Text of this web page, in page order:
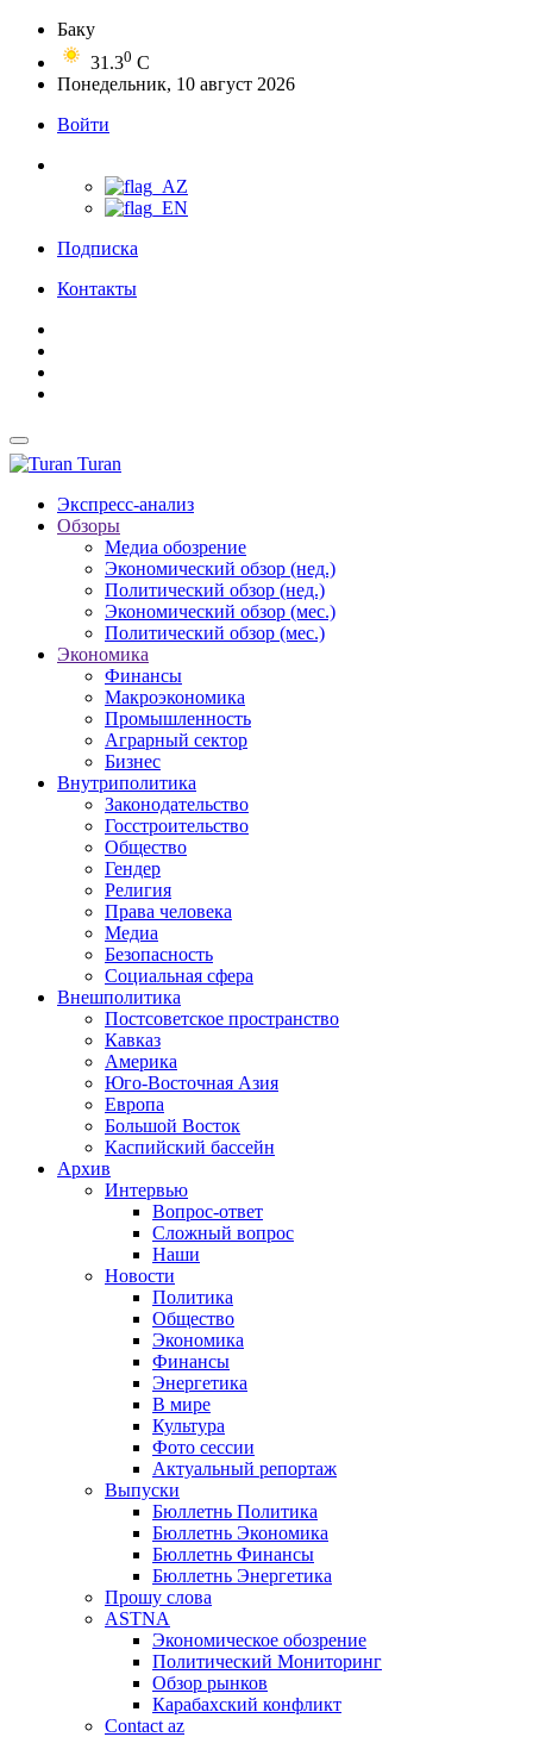
Баку
31.30 C
Понедельник, 10 август 2026
Войти
Подписка
Контакты
Turan
Экспресс-анализ
Обзоры
Медиа обозрение
Экономический обзор (нед.)
Политический обзор (нед.)
Экономический обзор (мес.)
Политический обзор (мес.)
Экономика
Финансы
Макроэкономика
Промышленность
Аграрный сектор
Бизнес
Внутриполитика
Законодательство
Госстроительство
Общество
Гендер
Религия
Права человека
Медиа
Безопасность
Социальная сфера
Внешполитика
Постсоветское пространство
Кавказ
Америка
Юго-Восточная Азия
Европа
Большой Восток
Каспийский бассейн
Архив
Интервью
Вопрос-ответ
Сложный вопрос
Наши
Новости
Политика
Общество
Экономика
Финансы
Энергетика
В мире
Культура
Фото сессии
Актуальный репортаж
Выпуски
Бюллетнь Политика
Бюллетнь Экономика
Бюллетнь Финансы
Бюллетнь Энергетика
Прошу слова
ASTNA
Экономическое обозрение
Политический Мониторинг
Обзор рынков
Карабахский конфликт
Contact az